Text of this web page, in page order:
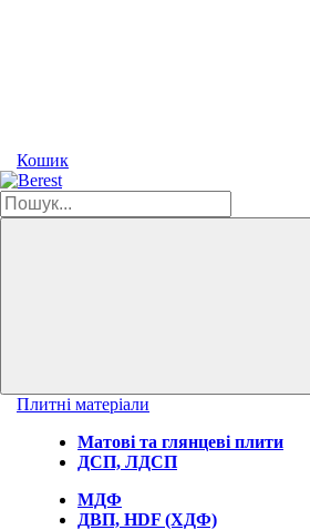
Кошик
Плитні матеріали
Матові та глянцеві плити
ДСП, ЛДСП
МДФ
ДВП, HDF (ХДФ)